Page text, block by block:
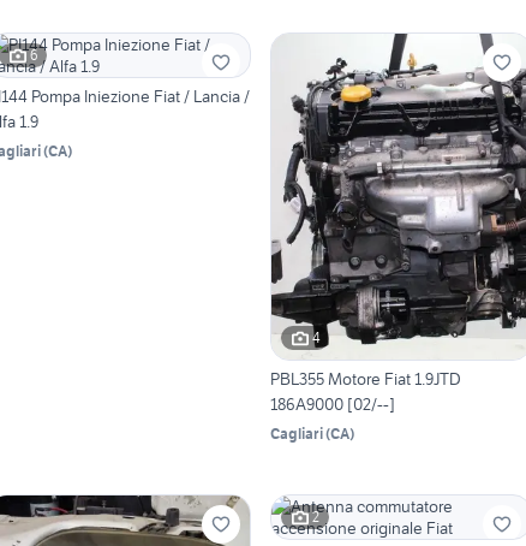
6
Pompa Iniezione Fiat / Lancia /
1.9
(CA)
4
PBL355 Motore Fiat 1.9JTD
186A9000 [02/--]
Cagliari(CA)
2